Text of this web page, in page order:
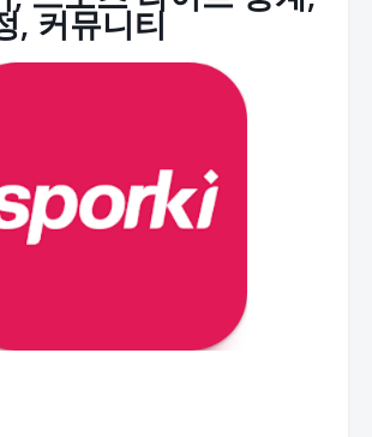
, 커뮤니티